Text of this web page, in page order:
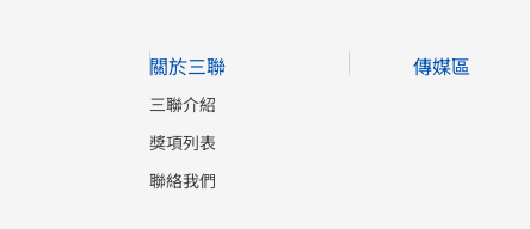
關於三聯
三聯介紹
獎項列表
聯絡我們
傳媒區